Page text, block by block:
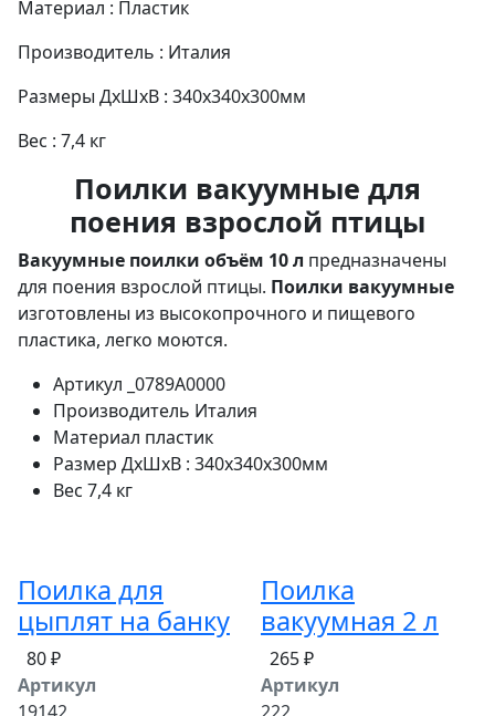
Материал : Пластик
Производитель : Италия
Размеры ДхШхВ : 340х340х300мм
Вес : 7,4 кг
Поилки вакуумные для
поения взрослой птицы
Вакуумные поилки объём 10 л предназначены
для поения взрослой птицы. Поилки вакуумные
изготовлены из высокопрочного и пищевого
пластика, легко моются.
Артикул _0789A0000
Производитель Италия
Материал пластик
Размер ДхШхВ : 340х340х300мм
Вес 7,4 кг
Поилка для
цыплят на банку
80 ₽
Артикул
Поилка
вакуумная 2 л
265 ₽
Артикул